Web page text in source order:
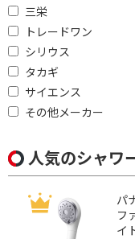
三栄
トレードワン
シリウス
タカギ
サイエンス
その他メーカー
人気のシャワ
パ
フ
イ